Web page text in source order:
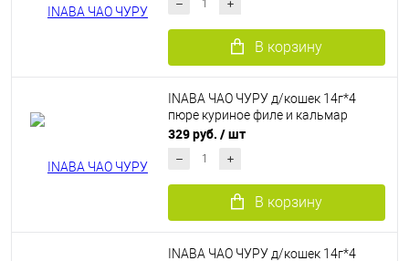
В корзину
INABA ЧАО ЧУРУ д/кошек 14г*4
пюре куриное филе и кальмар
329 руб. / шт
В корзину
INABA ЧАО ЧУРУ д/кошек 14г*4